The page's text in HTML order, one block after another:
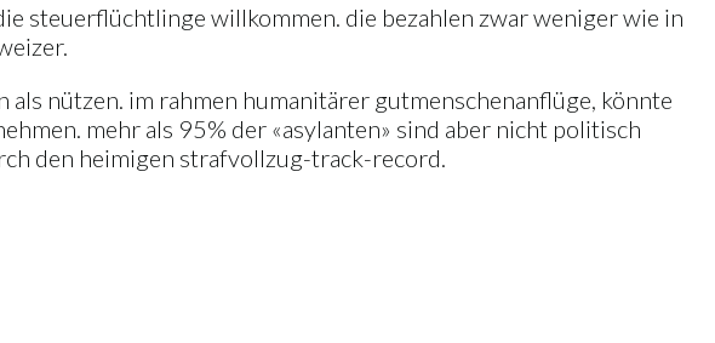
steuerflüchtlinge willkommen. die bezahlen zwar weniger wie in
nützen. im rahmen humanitärer gutmenschenanflüge, könnte
mehr als 95% der «asylanten» sind aber nicht politisch
den heimigen strafvollzug-track-record.